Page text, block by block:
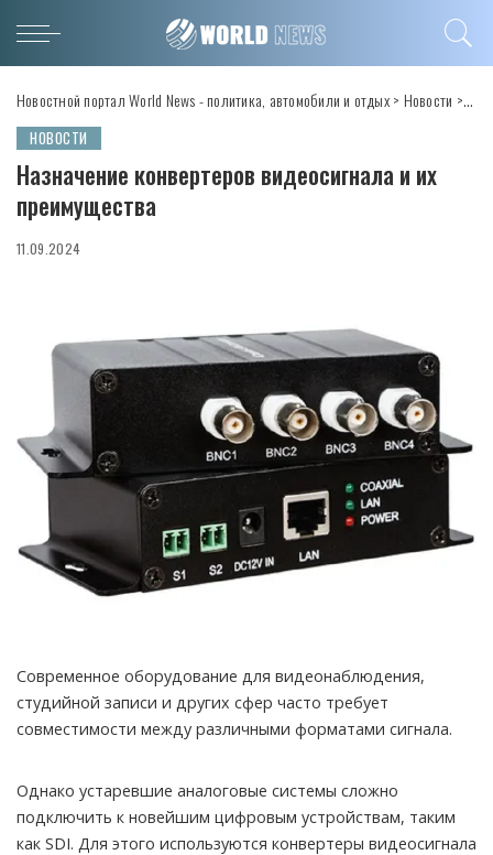
Новостной портал World News - политика, автомобили и отдых> Новости >
НОВОСТИ
Назначение конвертеров видеосигнала и их
преимущества
11.09.2024
Современное оборудование для видеонаблюдения,
студийной записи и других сфер часто требует
совместимости между различными форматами сигнала.
Однако устаревшие аналоговые системы сложно
подключить к новейшим цифровым устройствам, таким
как SDI. Для этого используются конвертеры видеосигнала